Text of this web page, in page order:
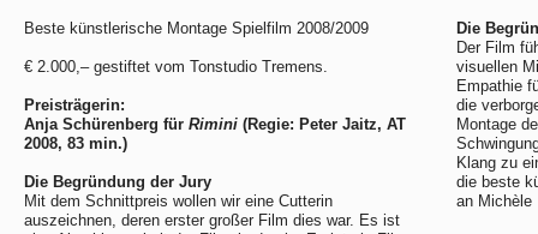
Beste künstlerische Montage Spielfilm 2008/2009
€ 2.000,– gestiftet vom Tonstudio Tremens.
Preisträgerin:
Anja Schürenberg für Rimini (Regie: Peter Jaitz, AT
2008, 83 min.)
Die Begründung der Jury
Mit dem Schnittpreis wollen wir eine Cutterin
auszeichnen, deren erster großer Film dies war. Es ist
Die
Der Film
visuellen
Empathie
die
Montage
Klang zu
die beste
an